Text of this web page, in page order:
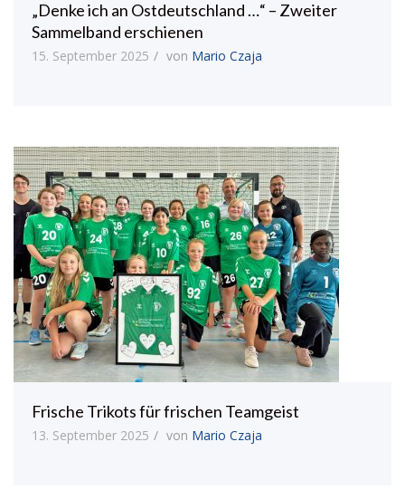
„Denke ich an Ostdeutschland …“ – Zweiter
Sammelband erschienen
15. September 2025 von Mario Czaja
Frische Trikots für frischen Teamgeist
13. September 2025 von Mario Czaja